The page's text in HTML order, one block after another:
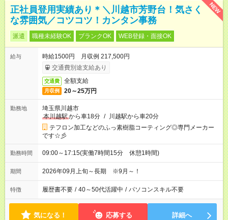
NEW
正社員登用実績あり＊＼川越市芳野台！気さく
な雰囲気／コツコツ！カンタン事務
派遣 職種未経験OK ブランクOK WEB登録・面接OK
給与
時給1500円 月収例 217,500円
交通費別途支給あり
交通費 全額支給
月収例 20～25万円
勤務地
埼玉県川越市
本川越駅から車18分 / 川越駅から車20分
テフロン加工などのふっ素樹脂コーティング◎専門メーカー
です☆彡
勤務時間 09:00～17:15(実働7時間15分 休憩1時間)
期間 2026年09月上旬～長期 ※9月～！
特徴 履歴書不要 / 40～50代活躍中 / パソコンスキル不要
気になる！ 応募する 詳細へ